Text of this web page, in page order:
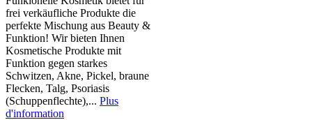
frei verkäufliche Produkte die
perfekte Mischung aus Beauty &
Funktion! Wir bieten Ihnen
Kosmetische Produkte mit
Funktion gegen starkes
Schwitzen, Akne, Pickel, braune
Flecken, Talg, Psoriasis
(Schuppenflechte),... Plus
d'information